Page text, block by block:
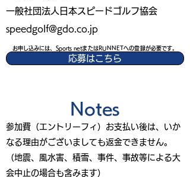
一般社団法人日本スピードゴルフ協会
speedgolf@gdo.co.jp
お申し込みには、Sports netまたはRUNNETへの登録が必要です。
応募はこちら
Notes
参加費（エントリーフィ）お支払い後は、いか
なる理由がございましても返金できません。
（地震、風水害、積雪、事件、事故等による大
会中止の場合も含みます）